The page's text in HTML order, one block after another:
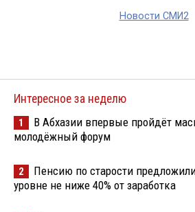
Новости СМИ2
Интересное за неделю
1
В Абхазии впервые пройдёт
молодёжный форум
2
Пенсию по старости
уровне не ниже 40% от заработка